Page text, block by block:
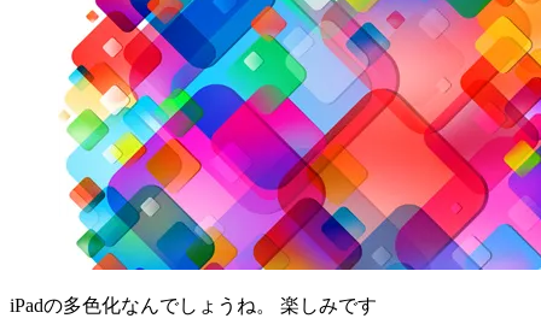
iPadの多色化なんでしょうね。 楽しみです